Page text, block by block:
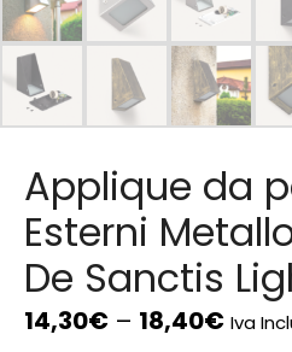
Applique da
Esterni
De Sanctis
14,30€ – 18,40€ Iva